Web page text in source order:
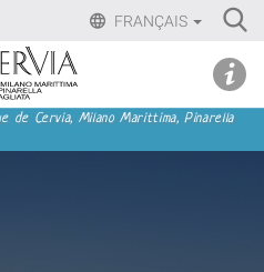
FRANÇAIS
de Cervia, Milano Marittima, Pinarella